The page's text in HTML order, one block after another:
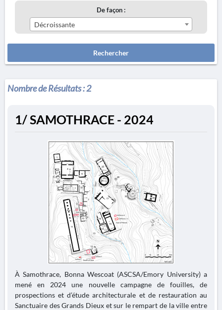
De façon :
Décroissante
Rechercher
Nombre de Résultats :2
1/ SAMOTHRACE - 2024
À Samothrace, Bonna Wescoat (ASCSA/Emory University) a
mené en 2024 une nouvelle campagne de fouilles, de
prospections et d’étude architecturale et de restauration au
Sanctuaire des Grands Dieux et sur le rempart de la ville entre